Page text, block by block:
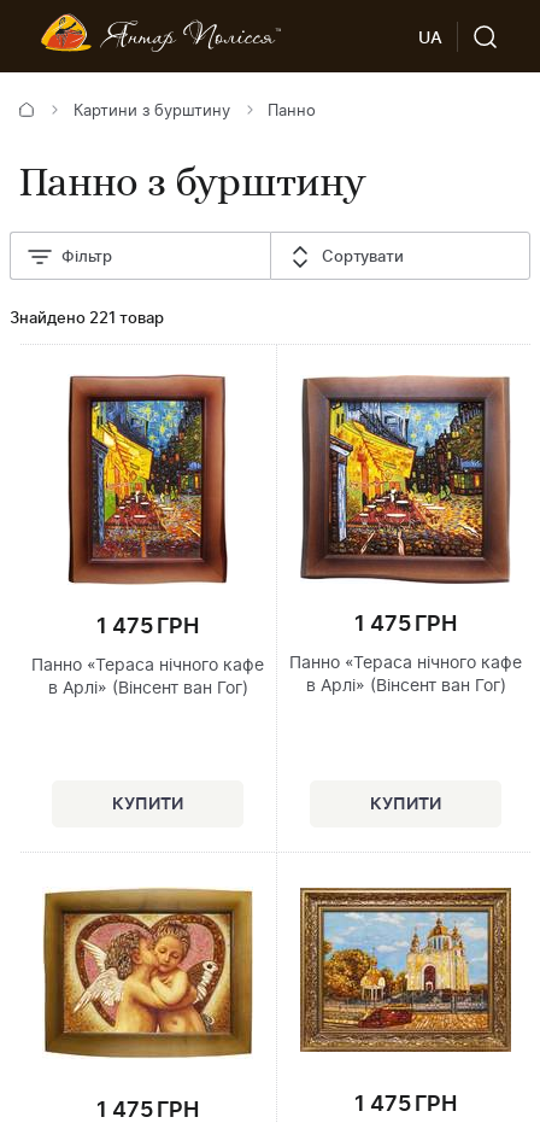
UA
Картини з бурштину Панно
Панно з бурштину
Фільтр Сортувати
Знайдено 221 товар
1 475 ГРН
Панно «Тераса нічного кафе
в Арлі» (Вінсент ван Гог)
1 475 ГРН
Панно «Тераса нічного кафе
в Арлі» (Вінсент ван Гог)
1 475 ГРН 1 475 ГРН